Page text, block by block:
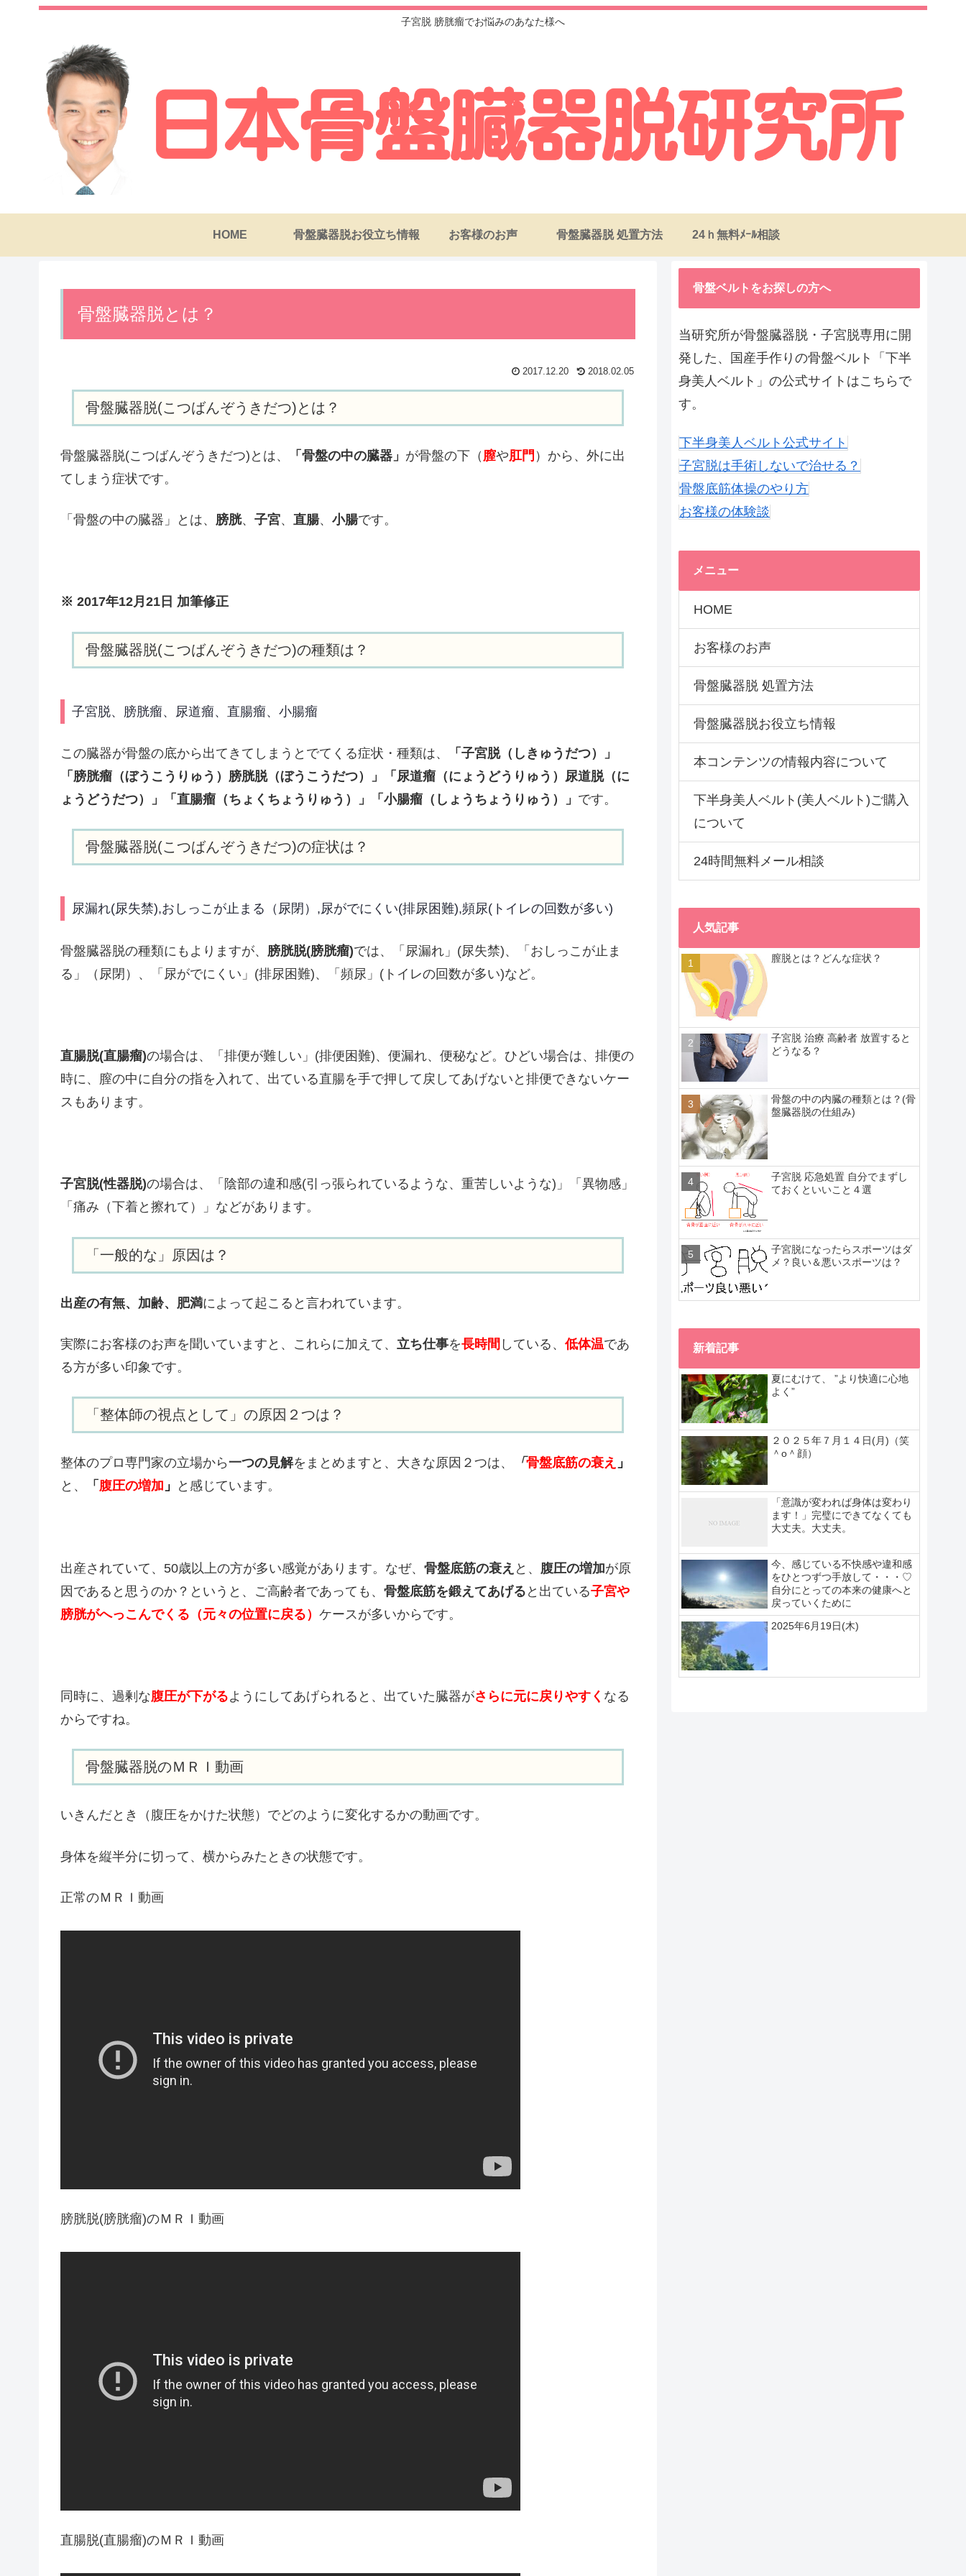
子宮脱 膀胱瘤でお悩みのあなた様へ
HOME 骨盤臓器脱お役立ち情報 お客様のお声 骨盤臓器脱 処置方法 24ｈ無料ﾒｰﾙ相談
骨盤臓器脱とは？
2018.02.05
2017.12.20
骨盤臓器脱(こつばんぞうきだつ)とは？
骨盤臓器脱(こつばんぞうきだつ)とは、 「骨盤の中の臓器」 が骨盤の下（ 膣や肛門 ）から、外に出
てしまう症状です。
「骨盤の中の臓器」とは、 膀胱、 子宮、 直腸、 小腸です。
※ 2017年12月21日 加筆修正
骨盤臓器脱(こつばんぞうきだつ)の種類は？
子宮脱、膀胱瘤、尿道瘤、直腸瘤、小腸瘤
この臓器が骨盤の底から出てきてしまうとでてくる症状・種類は、
「子宮脱（しきゅうだつ）」
「膀胱瘤（ぼうこうりゅう）膀胱脱（ぼうこうだつ）」「尿道瘤（にょうどうりゅう）尿道脱（に
ょうどうだつ）」「直腸瘤（ちょくちょうりゅう）」「小腸瘤（しょうちょうりゅう）」 です。
骨盤臓器脱(こつばんぞうきだつ)の症状は？
尿漏れ(尿失禁),おしっこが止まる（尿閉）,尿がでにくい(排尿困難),頻尿(トイレの回数が多い)
骨盤臓器脱の種類にもよりますが、 膀胱脱(膀胱瘤)では、「尿漏れ」(尿失禁)、「おしっこが止ま
る」（尿閉）、「尿がでにくい」(排尿困難)、「頻尿」(トイレの回数が多い)など。
直腸脱(直腸瘤)の場合は、「排便が難しい」(排便困難)、便漏れ、便秘など。ひどい場合は、排便の
時に、膣の中に自分の指を入れて、出ている直腸を手で押して戻してあげないと排便できないケー
スもあります。
子宮脱(性器脱)の場合は、「陰部の違和感(引っ張られているような、重苦しいような)」「異物感」
「痛み（下着と擦れて）」などがあります。
「一般的な」原因は？
出産の有無、加齢、肥満によって起こると言われています。
実際にお客様のお声を聞いていますと、これらに加えて、 立ち仕事を長時間 している、 低体温であ
る方が多い印象です。
「整体師の視点として」の原因２つは？
整体のプロ専門家の立場から一つの見解をまとめますと、大きな原因２つは、 「骨盤底筋の衰え 」
と、
「 腹圧の増加 」 と感じています。
出産されていて、50歳以上の方が多い感覚があります。なぜ、 骨盤底筋の衰え と、 腹圧の増加が原
因であると思うのか？というと、ご高齢者であっても、 骨盤底筋を鍛えてあげる と出ている子宮や
膀胱がへっこんでくる（元々の位置に戻る） ケースが多いからです。
同時に、過剰な腹圧が下がるようにしてあげられると、出ていた臓器がさらに元に戻りやすく なる
からですね。
骨盤臓器脱のＭＲＩ動画
いきんだとき（腹圧をかけた状態）でどのように変化するかの動画です。
身体を縦半分に切って、横からみたときの状態です。
正常のＭＲＩ動画
膀胱脱(膀胱瘤)のＭＲＩ動画
直腸脱(直腸瘤)のＭＲＩ動画
骨盤ベルトをお探しの方へ
当研究所が骨盤臓器脱・子宮脱専用に開
発した、国産手作りの骨盤ベルト「下半
身美人ベルト」の公式サイトはこちらで
す。
下半身美人ベルト公式サイト
子宮脱は手術しないで治せる？
骨盤底筋体操のやり方
お客様の体験談
メニュー
HOME
お客様のお声
骨盤臓器脱 処置方法
骨盤臓器脱お役立ち情報
本コンテンツの情報内容について
下半身美人ベルト(美人ベルト)ご購入
について
24時間無料メール相談
人気記事
膣脱とは？どんな症状？
子宮脱 治療 高齢者 放置すると
どうなる？
骨盤の中の内臓の種類とは？(骨
盤臓器脱の仕組み)
子宮脱 応急処置 自分でまずし
ておくといいこと４選
子宮脱になったらスポーツはダ
メ？良い＆悪いスポーツは？
新着記事
夏にむけて、 ”より快適に心地
よく”
２０２５年７月１４日(月)（笑
＾o＾顔）
「意識が変われば身体は変わり
ます！」完璧にできてなくても
大丈夫。大丈夫。
今、感じている不快感や違和感
をひとつずつ手放して・・・♡
自分にとっての本来の健康へと
戻っていくために
2025年6月19日(木)